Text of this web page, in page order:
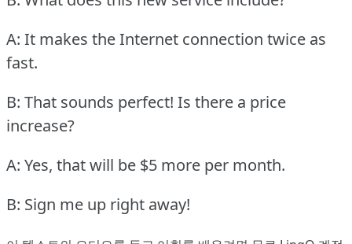
A: It makes the Internet connection twice as
fast.
B: That sounds perfect! Is there a price
increase?
A: Yes, that will be $5 more per month.
B: Sign me up right away!